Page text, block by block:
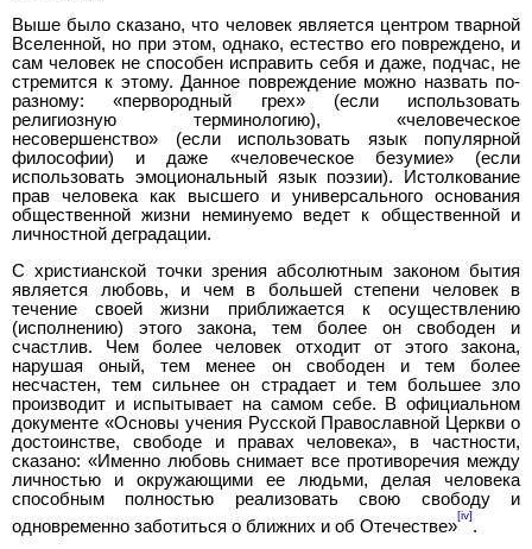
Выше было сказано, что человек является центром тварной
Вселенной, но при этом, однако, естество его повреждено, и
сам человек не способен исправить себя и даже, подчас, не
стремится к этому. Данное повреждение можно назвать по-
разному: «первородный грех» (если использовать
религиозную терминологию), «человеческое
несовершенство» (если использовать язык популярной
философии) и даже «человеческое безумие» (если
использовать эмоциональный язык поэзии). Истолкование
прав человека как высшего и универсального основания
общественной жизни неминуемо ведет к общественной и
личностной деградации.
С христианской точки зрения абсолютным законом бытия
является любовь, и чем в большей степени человек в
течение своей жизни приближается к осуществлению
(исполнению) этого закона, тем более он свободен и
счастлив. Чем более человек отходит от этого закона,
нарушая оный, тем менее он свободен и тем более
несчастен, тем сильнее он страдает и тем большее зло
производит и испытывает на самом себе. В официальном
документе «Основы учения Русской Православной Церкви о
достоинстве, свободе и правах человека», в частности,
сказано: «Именно любовь снимает все противоречия между
личностью и окружающими ее людьми, делая человека
способным полностью реализовать свою свободу и
одновременно заботиться о ближних и об Отечестве»
[iv]
.